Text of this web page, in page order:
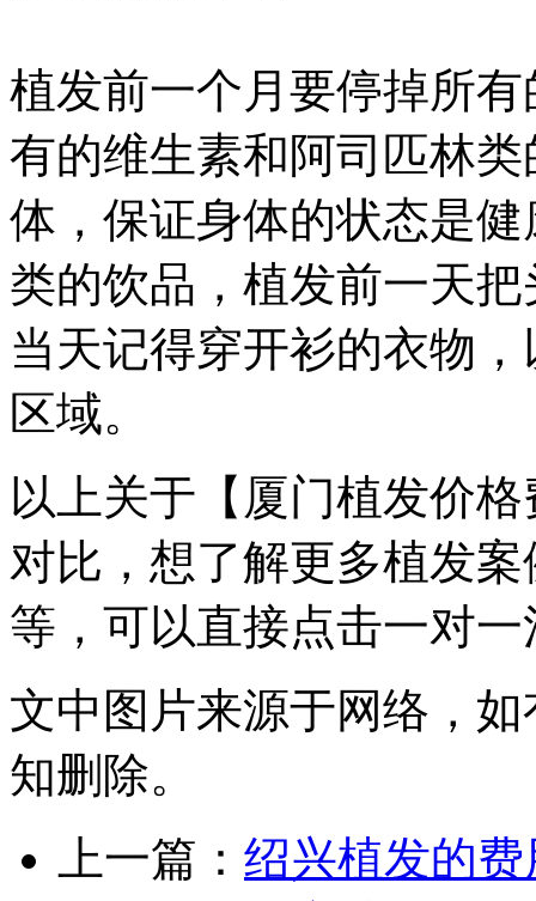
植发前一个月要停掉所
有的维生素和阿司匹林
体，保证身体的状态是
类的饮品，植发前一天
当天记得穿开衫的衣物
区域。
以上关于【厦门植发价
对比，想了解更多植发
等，可以直接点击一对
文中图片来源于网络，如
知删除。
上一篇： 绍兴植发的